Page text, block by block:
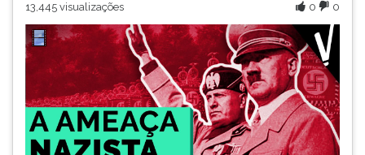
0
0
13,445 visualizações